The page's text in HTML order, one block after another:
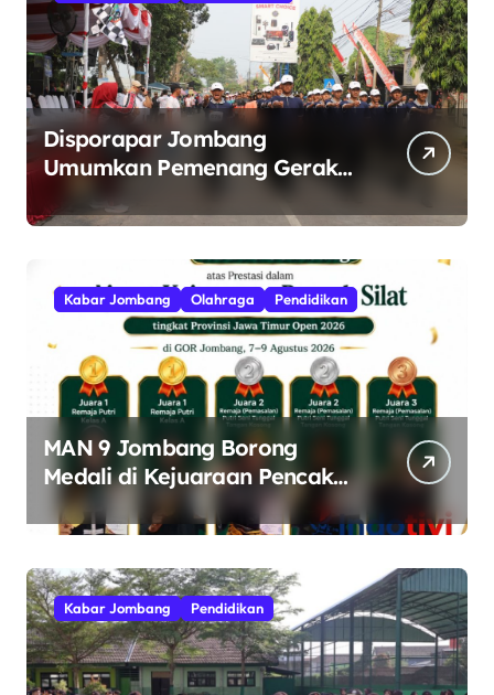
Disporapar Jombang
Umumkan Pemenang Gerak
Jalan ROJO 2026.
Kabar Jombang Olahraga Pendidikan
MAN 9 Jombang Borong
Medali di Kejuaraan Pencak
Silat Jatim Open 2026
Kabar Jombang Pendidikan